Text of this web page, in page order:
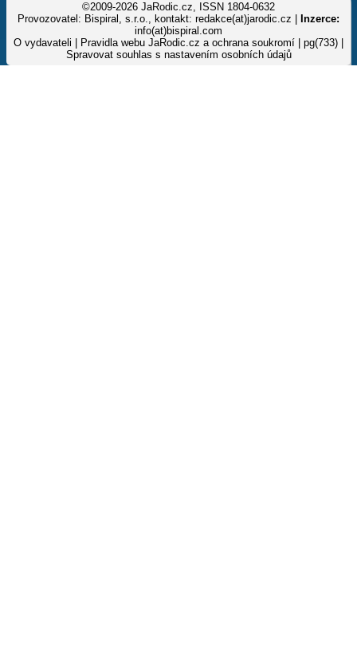
©2009-2026 JaRodic.cz, ISSN 1804-0632
Provozovatel: Bispiral, s.r.o., kontakt: redakce(at)jarodic.cz |
Inzerce:
info(at)bispiral.com
O vydavateli
Pravidla webu JaRodic.cz a ochrana soukromí | pg(733) |
Spravovat souhlas s nastavením osobních údajů